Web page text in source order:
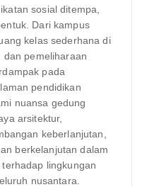
sosial ditempa,
Dari kampus
kelas sederhana di
dan pemeliharaan
pada
pendidikan
nuansa gedung
arsitektur,
keberlanjutan,
berkelanjutan dalam
lingkungan
nusantara.